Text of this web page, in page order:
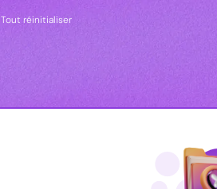
Tout réinitialiser